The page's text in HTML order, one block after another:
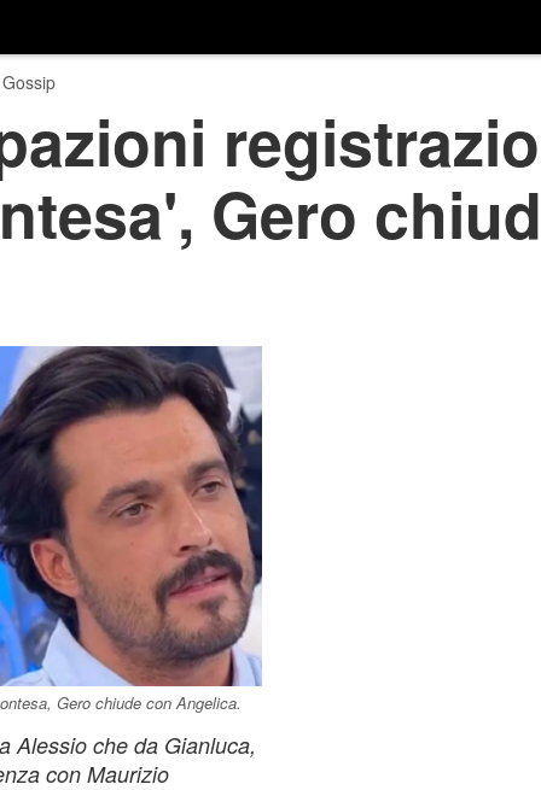
Gero
Gero chiude con Angelica.
Alessio che da Gianluca,
con Maurizio